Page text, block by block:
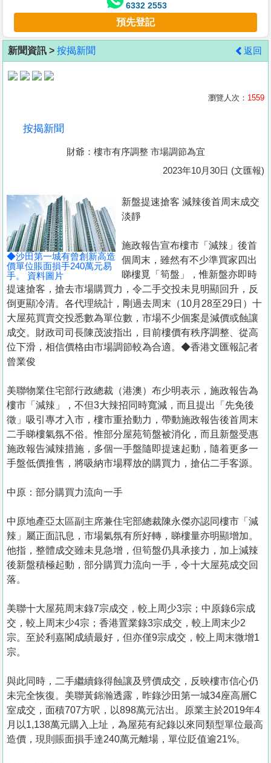
客
地
產
業
手
冊
關
於
我
們
6332 2553
預先登記
新聞資訊 > 按揭新聞 返回
瀏覽人次： 1559
按揭新聞
財爺：樓市有序調整 市場調節為宜
2023年10月30日 (文匯報)
◆沙田第一城有曾創新高造
價單位賬面損手240萬元易
手。 資料圖片
新盤提速搶客 減辣後首周末成交
淡靜
施政報告宣布樓市「減辣」後首
個周末，雖然有不少準買家四出
睇樓覓「筍盤」，惟新盤亦即時
提速搶客，搶去市場購買力，令二手交投未見明顯回升，反
倒更顯冷清。各代理統計，剛過去周末（10月28至29日）十
大屋苑買賣交投悉數為單位數，市場不少個案是減價或蝕讓
成交。財政司司長陳茂波指出，目前樓價有秩序調整、從高
位下滑，相信價格由市場調節較為合適。◆香港文匯報記者
曾業俊
美聯物業住宅部行政總裁（港澳）布少明表示，施政報告為
樓市「減辣」，不但3大辣招同時寬減，而且提出「先免後
徵」吸引專才入市，樓市重拾動力，帶動施政報告後首周末
二手睇樓氣氛不俗。惟部分屋苑筍盤被消化，而且新盤受惠
施政報告減辣措施，多個一手盤隨即提速起動，隨着更多一
手盤低價推售，將吸納市場釋放的購買力，搶佔二手客源。
中原：部分購買力流向一手
中原地產亞太區副主席兼住宅部總裁陳永傑亦認同樓市「減
辣」屬正面訊息，市場氣氛有所好轉，睇樓量亦明顯增加。
他指，整體成交雖未見急增，但筍盤仍具承接力，加上減辣
後新盤積極起動，部分購買力流向一手，令十大屋苑成交回
落。
美聯十大屋苑周末錄7宗成交，較上周少3宗；中原錄6宗成
交，較上周末少4宗；香港置業錄3宗成交，較上周末少2
宗。至於利嘉閣成績最好，但亦僅9宗成交，較上周末微增1
宗。
與此同時，二手繼續錄得蝕讓及劈價成交，反映樓市信心仍
未完全恢復。美聯黃錦瀚透露，昨錄沙田第一城34座高層C
室成交，面積707方呎，以898萬元沽出。原業主於2019年4
月以1,138萬元購入上址，為屋苑有紀錄以來同類型單位最高
造價，現則賬面損手達240萬元離場，單位貶值逾21%。